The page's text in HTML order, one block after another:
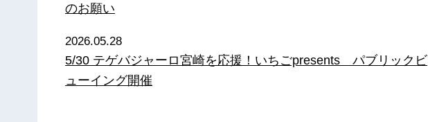
のお願い
2026.05.28
5/30 テゲバジャーロ宮崎を応援！いちごpresents パブリックビ
ューイング開催